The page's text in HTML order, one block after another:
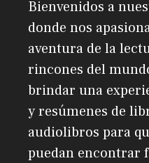
Bienvenidos a
donde nos
aventura de la
rincones del
brindar una
y resúmenes de
audiolibros para
puedan encontrar